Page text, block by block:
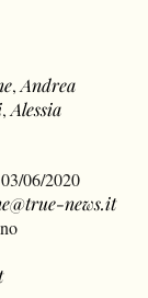
,Andrea
,Alessia
06/2020
news.it